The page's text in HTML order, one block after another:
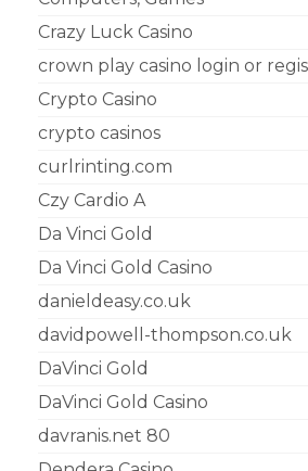
Crazy Luck Casino
crown play casino login or
Crypto Casino
crypto casinos
curlrinting.com
Czy Cardio A
Da Vinci Gold
Da Vinci Gold Casino
danieldeasy.co.uk
davidpowell-thompson.co.uk
DaVinci Gold
DaVinci Gold Casino
davranis.net 80